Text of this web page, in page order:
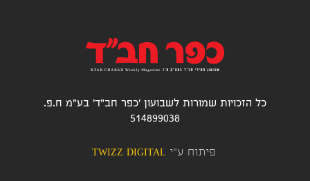
כל הזכויות שמורות לשבועון 'כפר חב"ד' בע"מ ח.פ.
514899038
פיתוח ע"י TWIZZ DIGITAL